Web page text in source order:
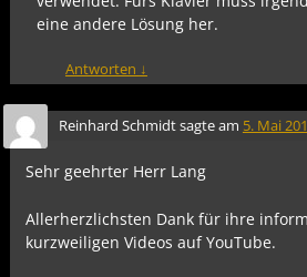
eine andere Lösung her.
Antworten ↓
Reinhard Schmidtsagte am 5. Mai
Sehr geehrter Herr Lang
Allerherzlichsten Dank für ihre
kurzweiligen Videos auf YouTube.